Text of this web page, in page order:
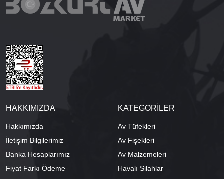
HAKKIMIZDA
Hakkımızda
İletişim Bilgilerimiz
Banka Hesaplarımız
Fiyat Farkı Ödeme
KATEGORİLER
Av Tüfekleri
Av Fişekleri
Av Malzemeleri
Havalı Silahlar